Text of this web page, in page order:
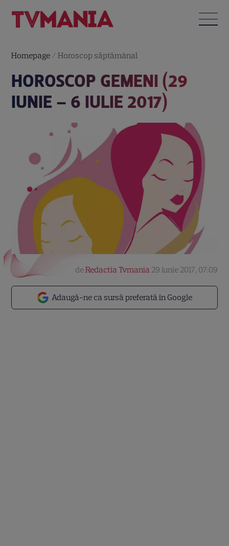
Homepage /Horoscop săptămânal
HOROSCOP GEMENI (29
IUNIE – 6 IULIE 2017)
Adaugă-ne ca sursă preferată în Google
deRedactia Tvmania 29 iunie 2017, 07:09